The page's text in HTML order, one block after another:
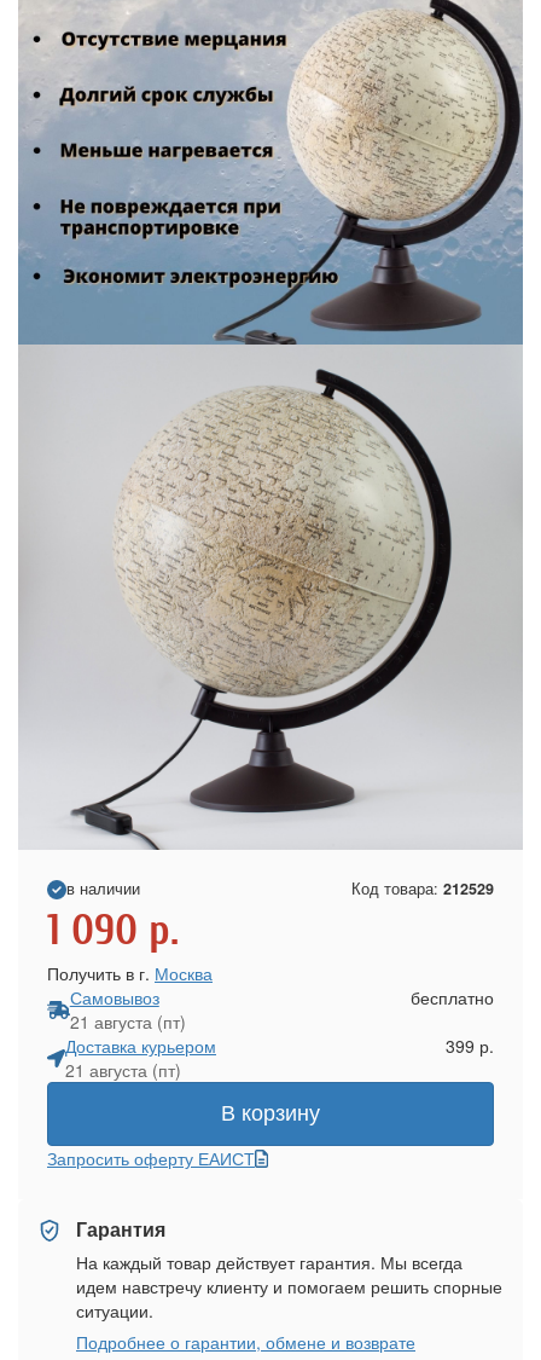
в наличии Код товара: 212529
1 090 р.
Получить в г. Москва
Самовывоз
21 августа (пт)
бесплатно
Доставка курьером
21 августа (пт)
399 р.
В корзину
Запросить оферту ЕАИСТ
Гарантия
На каждый товар действует гарантия. Мы всегда
идем навстречу клиенту и помогаем решить спорные
ситуации.
Подробнее о гарантии, обмене и возврате